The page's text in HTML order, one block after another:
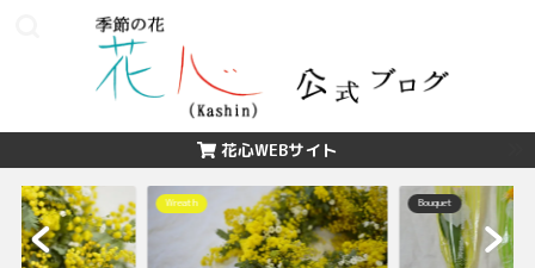
花心WEBサイト
Wreath Bouquet